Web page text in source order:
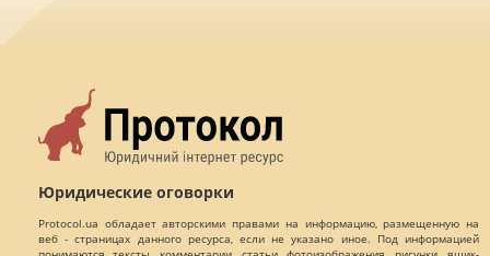
Юридические оговорки
Protocol.ua обладает авторскими правами на информацию, размещенную на
веб - страницах данного ресурса, если не указано иное. Под информацией